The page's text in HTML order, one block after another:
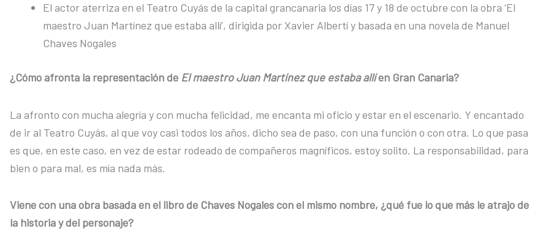
El actor aterriza en el Teatro Cuyás de la capital grancanaria los días 17 y 18 de octubre con la obra ‘El
maestro Juan Martínez que estaba allí’, dirigida por Xavier Albertí y basada en una novela de Manuel
Chaves Nogales
¿Cómo afronta la representación de El maestro Juan Martínez que estaba allíen Gran Canaria?
La afronto con mucha alegría y con mucha felicidad, me encanta mi oficio y estar en el escenario. Y encantado
de ir al Teatro Cuyás, al que voy casi todos los años, dicho sea de paso, con una función o con otra. Lo que pasa
es que, en este caso, en vez de estar rodeado de compañeros magníficos, estoy solito. La responsabilidad, para
bien o para mal, es mía nada más.
Viene con una obra basada en el libro de Chaves Nogales con el mismo nombre, ¿qué fue lo que más le atrajo de
la historia y del personaje?